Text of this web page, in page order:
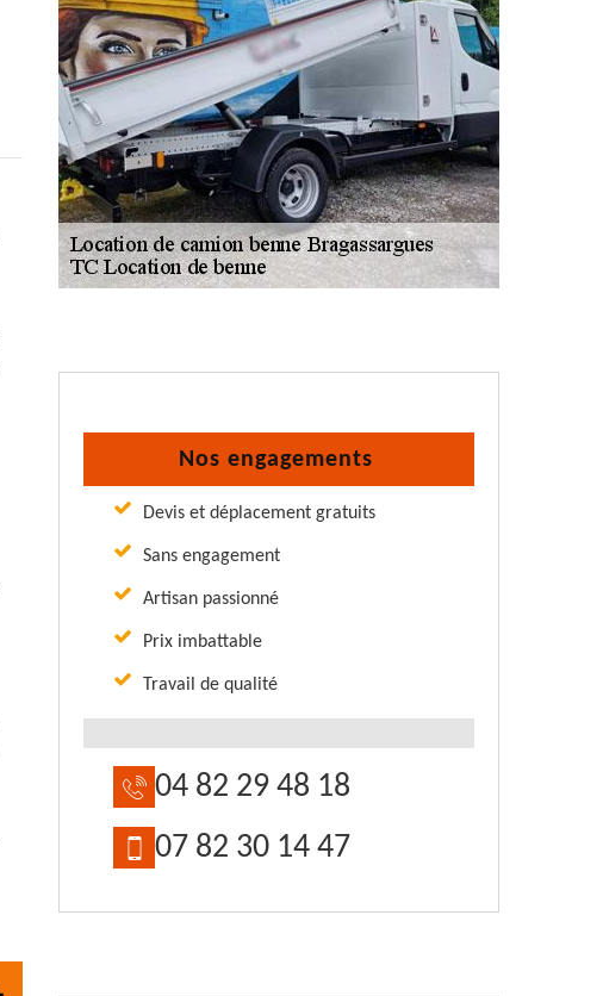
Nos engagements
Devis et déplacement gratuits
Sans engagement
Artisan passionné
Prix imbattable
Travail de qualité
04 82 29 48 18
07 82 30 14 47